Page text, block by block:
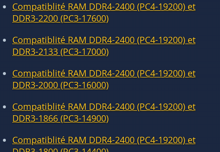
Compatiblité RAM DDR4-2400 (PC4-19200) et
DDR3-2200 (PC3-17600)
Compatiblité RAM DDR4-2400 (PC4-19200) et
DDR3-2133 (PC3-17000)
Compatiblité RAM DDR4-2400 (PC4-19200) et
DDR3-2000 (PC3-16000)
Compatiblité RAM DDR4-2400 (PC4-19200) et
DDR3-1866 (PC3-14900)
Compatiblité RAM DDR4-2400 (PC4-19200) et